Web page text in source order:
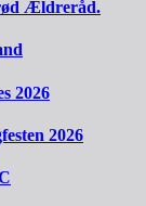
Ældreråd.
2026
2026